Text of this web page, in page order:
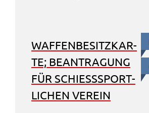
WAFFEN­BE­SITZ­KAR­
TE; BEAN­TRA­GUNG
FÜR SCHIESS­SPORT­L
I­CHEN VEREIN